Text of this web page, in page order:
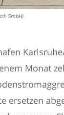
GmbH)
Monat
ersetzen